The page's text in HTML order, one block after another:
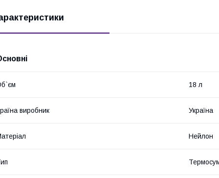
18 л
виробник Україна
Нейлон